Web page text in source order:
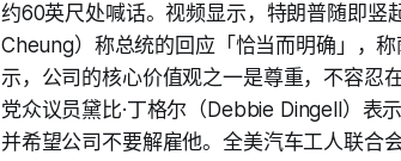
约60英尺处喊话。视频显示，特朗普随即竖
Cheung）称总统的回应「恰当而明确」，
示，公司的核心价值观之一是尊重，不容忍
党众议员黛比·丁格尔（Debbie Dingell）表
并希望公司不要解雇他。全美汽车工人联合